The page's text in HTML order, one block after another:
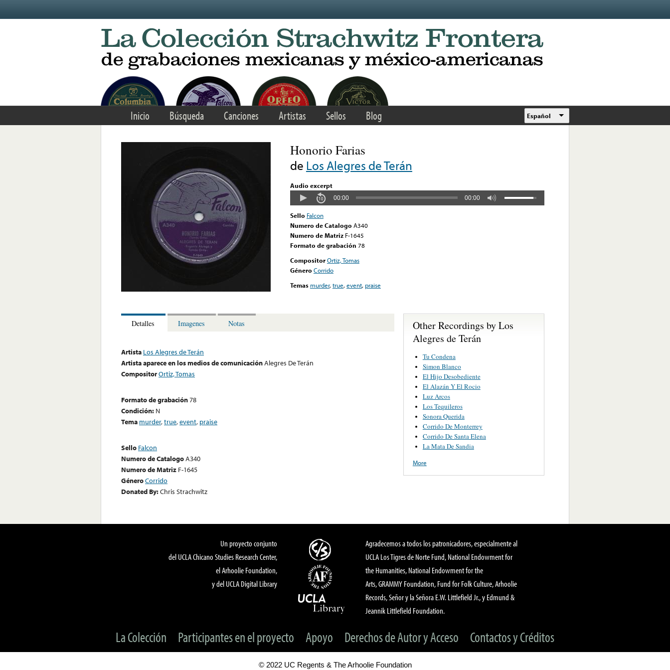
Inicio Búsqueda Canciones Artistas Sellos Blog Español
Honorio Farias
de Los Alegres de Terán
Audio excerpt
00:00 00:00
Sello Falcon
Numero de Catalogo A340
Numero de Matriz F-1645
Formato de grabación 78
CompositorOrtiz, Tomas
Género Corrido
Temas murder,true,event, praise
Detalles Imagenes Notas
Artista Los Alegres de Terán
Artista aparece en los medios de comunicaciónAlegres De Terán
CompositorOrtiz, Tomas
Formato de grabación78
Condición: N
Tema murder,true,event, praise
Sello Falcon
Numero de CatalogoA340
Numero de Matriz F-1645
GéneroCorrido
Donated By:Chris Strachwitz
Other Recordings by Los
Alegres de Terán
Tu Condena
Simon Blanco
El Hijo Desobediente
El Alazán Y El Rocio
Luz Arcos
Los Tequileros
Sonora Querida
Corrido De Monterrey
Corrido De Santa Elena
La Mata De Sandia
More
Un proyecto conjunto
del UCLA Chicano Studies Research Center,
el Arhoolie Foundation,
y del UCLA Digital Library
Agradecemos a todos los patronicadores, especialmente al
UCLA Los Tigres de Norte Fund, National Endowment for
the Humanities, National Endowment for the
Arts, GRAMMY Foundation, Fund for Folk Culture, Arhoolie
Records, Señor y la Señora E.W. Littlefield Jr., y Edmund &
Jeannik Littlefield Foundation.
La Colección Participantes en el proyecto Apoyo Derechos de Autor y Acceso Contactos y Créditos
© 2022 UC Regents & The Arhoolie Foundation